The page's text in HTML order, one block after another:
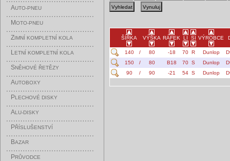
AUTO-PNEU
MOTO-PNEU
ZIMNÍ KOMPLETNÍ KOLA
LETNÍ KOMPLETNÍ KOLA
SNĚHOVÉ ŘETĚZY
AUTOBOXY
PLECHOVÉ DISKY
ALU-DISKY
PŘÍSLUŠENSTVÍ
BAZAR
PRŮVODCE
ŠÍŘKA VÝŠKA RÁFEK LI SI VÝROBCE
140 / 80 -18 70 R Dunlop
150
/ 80 B18 70 S Dunlop
90
/ 90 -21 54 S Dunlop